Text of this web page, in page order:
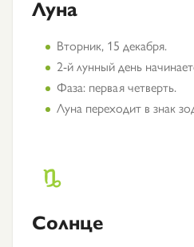
Луна
Вторник, 15 декабря.
2-й лунный день
Фаза: первая четверть.
Луна переходит в знак
Солнце